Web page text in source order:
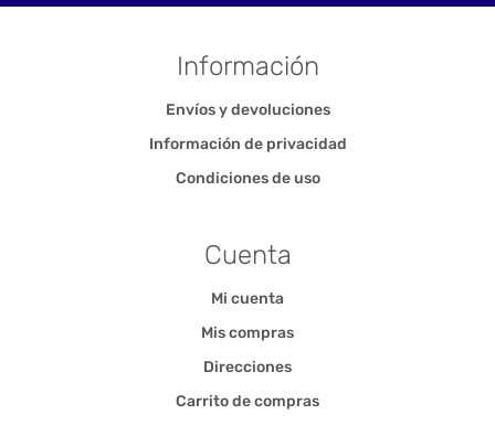
Información
Envíos y devoluciones
Información de privacidad
Condiciones de uso
Cuenta
Mi cuenta
Mis compras
Direcciones
Carrito de compras